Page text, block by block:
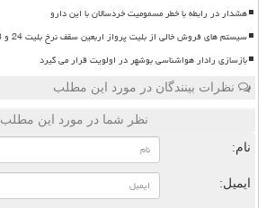
هشدار در رابطه با خطر مسمومیت خردسالان با این دارو
سیستم های فروش خالی از بلیت پرواز اربعین سقف نرخ بلیت 24 و 28 میلیون
بازسازی رادار هواشناسی بوشهر در اولویت قرار می گیرد
نظرات بینندگان در مورد این مطلب
نظر شما در مورد این مطلب
نام:
ایمیل: